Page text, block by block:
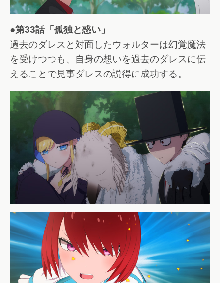
●第33話「孤独と惑い」
過去のダレスと対面したウォルターは幻覚魔法
を受けつつも、自身の想いを過去のダレスに伝
えることで見事ダレスの説得に成功する。